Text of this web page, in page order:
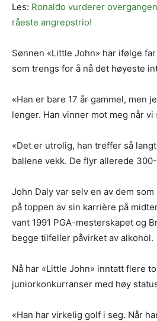
Les: Ronaldo vurderer
råeste angrepstrio!
Sønnen «Little John» har ifølge
som trengs for å nå det høyeste
«Han er bare 17 år gammel, men
lenger. Han vinner mot meg når vi
«Det er utrolig, han treffer så
ballene vekk. De flyr allerede
John Daly var selv en av dem
på toppen av sin karrière på
vant 1991 PGA-mesterskapet og
begge tilfeller påvirket av alkohol.
Nå har «Little John» inntatt flere
juniorkonkurranser med høy
«Han har virkelig golf i seg. Når